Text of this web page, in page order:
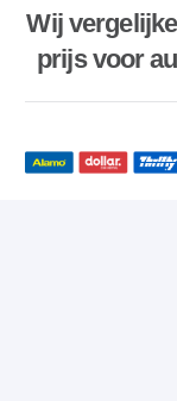
Wij
prijs voor